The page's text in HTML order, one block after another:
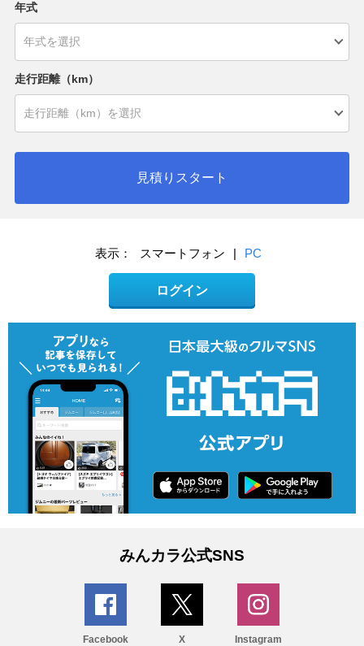
年式
走行距離（km）
見積りスタート
表示： スマートフォン | PC
ログイン
みんカラ公式SNS
Facebook X Instagram